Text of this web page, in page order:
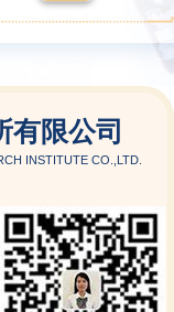
有限公司
INSTITUTE CO.,LTD.